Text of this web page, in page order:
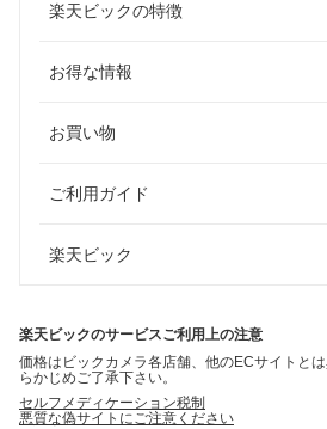
楽天ビックの特徴
お得な情報
お買い物
ご利用ガイド
楽天ビック
楽天ビックのサービスご利用上の注意
価格はビックカメラ各店舗、他のECサイトと
らかじめご了承下さい。
セルフメディケーション税制
悪質な偽サイトにご注意ください